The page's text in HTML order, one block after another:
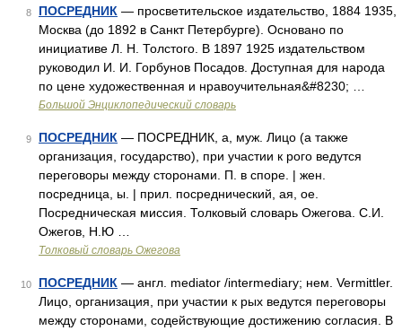
8 ПОСРЕДНИК — просветительское издательство, 1884 1935,
Москва (до 1892 в Санкт Петербурге). Основано по
инициативе Л. Н. Толстого. В 1897 1925 издательством
руководил И. И. Горбунов Посадов. Доступная для народа
по цене художественная и нравоучительная&#8230; …
Большой Энциклопедический словарь
9 ПОСРЕДНИК — ПОСРЕДНИК, а, муж. Лицо (а также
организация, государство), при участии к рого ведутся
переговоры между сторонами. П. в споре. | жен.
посредница, ы. | прил. посреднический, ая, ое.
Посредническая миссия. Толковый словарь Ожегова. С.И.
Ожегов, Н.Ю …
Толковый словарь Ожегова
10 ПОСРЕДНИК — англ. mediator /intermediary; нем. Vermittler.
Лицо, организация, при участии к рых ведутся переговоры
между сторонами, содействующие достижению согласия. В